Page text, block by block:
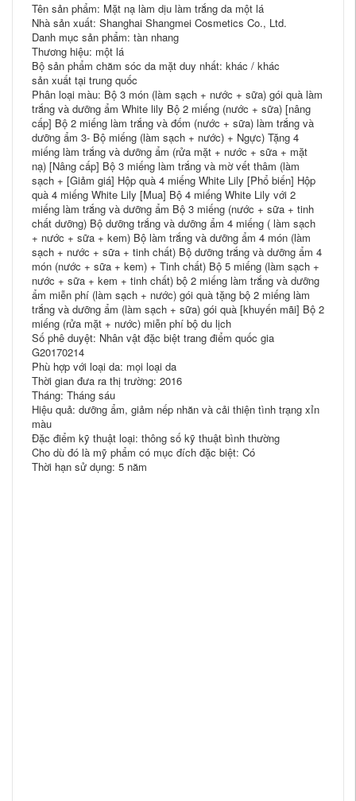
Tên sản phẩm: Mặt nạ làm dịu làm trắng da một lá
Nhà sản xuất: Shanghai Shangmei Cosmetics Co., Ltd.
Danh mục sản phẩm: tàn nhang
Thương hiệu: một lá
Bộ sản phẩm chăm sóc da mặt duy nhất: khác / khác
sản xuất tại trung quốc
Phân loại màu: Bộ 3 món (làm sạch + nước + sữa) gói quà làm
trắng và dưỡng ẩm White lily Bộ 2 miếng (nước + sữa) [nâng
cấp] Bộ 2 miếng làm trắng và đốm (nước + sữa) làm trắng và
dưỡng ẩm 3- Bộ miếng (làm sạch + nước) + Ngực) Tặng 4
miếng làm trắng và dưỡng ẩm (rửa mặt + nước + sữa + mặt
nạ) [Nâng cấp] Bộ 3 miếng làm trắng và mờ vết thâm (làm
sạch + [Giảm giá] Hộp quà 4 miếng White Lily [Phổ biến] Hộp
quà 4 miếng White Lily [Mua] Bộ 4 miếng White Lily với 2
miếng làm trắng và dưỡng ẩm Bộ 3 miếng (nước + sữa + tinh
chất dưỡng) Bộ dưỡng trắng và dưỡng ẩm 4 miếng ( làm sạch
+ nước + sữa + kem) Bộ làm trắng và dưỡng ẩm 4 món (làm
sạch + nước + sữa + tinh chất) Bộ dưỡng trắng và dưỡng ẩm 4
món (nước + sữa + kem) + Tinh chất) Bộ 5 miếng (làm sạch +
nước + sữa + kem + tinh chất) bộ 2 miếng làm trắng và dưỡng
ẩm miễn phí (làm sạch + nước) gói quà tặng bộ 2 miếng làm
trắng và dưỡng ẩm (làm sạch + sữa) gói quà [khuyến mãi] Bộ 2
miếng (rửa mặt + nước) miễn phí bộ du lịch
Số phê duyệt: Nhân vật đặc biệt trang điểm quốc gia
G20170214
Phù hợp với loại da: mọi loại da
Thời gian đưa ra thị trường: 2016
Tháng: Tháng sáu
Hiệu quả: dưỡng ẩm, giảm nếp nhăn và cải thiện tình trạng xỉn
màu
Đặc điểm kỹ thuật loại: thông số kỹ thuật bình thường
Cho dù đó là mỹ phẩm có mục đích đặc biệt: Có
Thời hạn sử dụng: 5 năm